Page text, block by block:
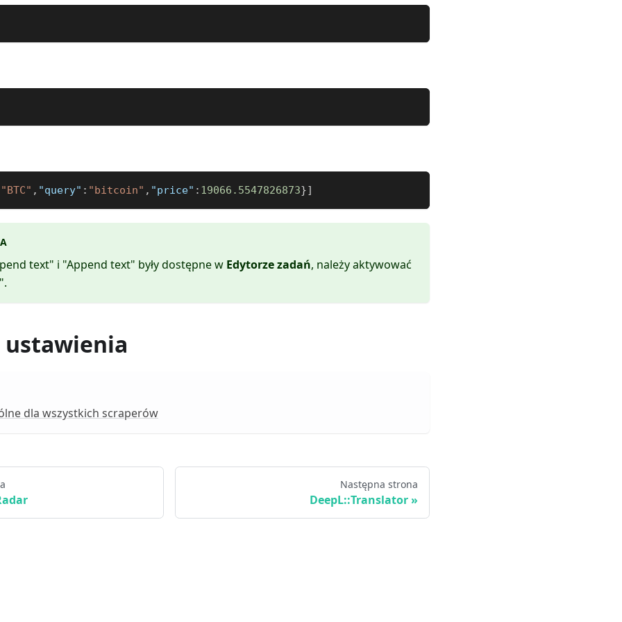
"BTC" , "query" : "bitcoin" , "price" : 19066.5547826873}]
text" i "Append text" były dostępne w Edytorze zadań, należy aktywować
dla wszystkich scraperów
Następna strona
DeepL::Translator